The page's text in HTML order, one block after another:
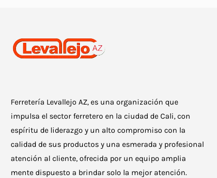
Ferretería Levallejo AZ, es una organización que
impulsa el sector ferretero en la ciudad de Cali, con
espíritu de liderazgo y un alto compromiso con la
calidad de sus productos y una esmerada y profesional
atención al cliente, ofrecida por un equipo amplia
mente dispuesto a brindar solo la mejor atención.